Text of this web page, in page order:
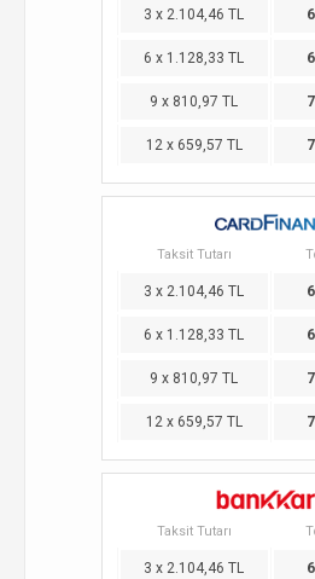
3 x 2.104,46 TL
6 x 1.128,33 TL
9 x 810,97 TL
12 x 659,57 TL
Taksit Tutarı
3 x 2.104,46 TL
6 x 1.128,33 TL
9 x 810,97 TL
12 x 659,57 TL
Taksit Tutarı
3 x 2.104,46 TL